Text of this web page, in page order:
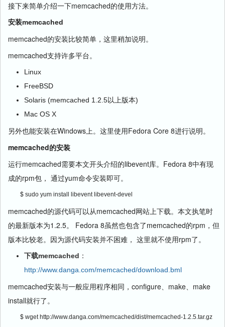
接下来简单介绍一下memcached的使用方法。
安装memcached
memcached的安装比较简单，这里稍加说明。
memcached支持许多平台。
Linux
FreeBSD
Solaris (memcached 1.2.5以上版本)
Mac OS X
另外也能安装在Windows上。这里使用Fedora Core 8进行说明。
memcached的安装
运行memcached需要本文开头介绍的libevent库。Fedora 8中有现
成的rpm包， 通过yum命令安装即可。
$ sudo yum install libevent libevent-devel
memcached的源代码可以从memcached网站上下载。本文执笔时
的最新版本为1.2.5。 Fedora 8虽然也包含了memcached的rpm，但
版本比较老。因为源代码安装并不困难， 这里就不使用rpm了。
下载memcached ：
http://www.danga.com/memcached/download.bml
memcached安装与一般应用程序相同，configure、make、make
install就行了。
$ wget http://www.danga.com/memcached/dist/memcached-1.2.5.tar.gz